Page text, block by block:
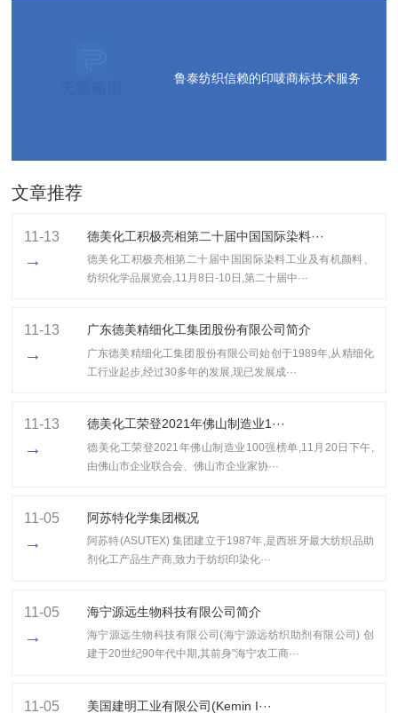
鲁泰纺织信赖的印唛商标技术服务
文章推荐
11-13
→
德美化工积极亮相第二十届中国国际染料···
德美化工积极亮相第二十届中国国际染料工业及有机颜料、
纺织化学品展览会,11月8日-10日,第二十届中···
11-13
→
广东德美精细化工集团股份有限公司简介
广东德美精细化工集团股份有限公司始创于1989年,从精细化
工行业起步,经过30多年的发展,现已发展成···
11-13
→
​德美化工荣登2021年佛山制造业1···
​德美化工荣登2021年佛山制造业100强榜单,11月20日下午,
由佛山市企业联合会、佛山市企业家协···
11-05
→
阿苏特化学集团概况
阿苏特(ASUTEX) 集团建立于1987年,是西班牙最大纺织品助
剂化工产品生产商,致力于纺织印染化···
11-05
→
海宁源远生物科技有限公司简介
海宁源远生物科技有限公司(海宁源远纺织助剂有限公司) 创
建于20世纪90年代中期,其前身"海宁农工商···
11-05 美国建明工业有限公司(Kemin I···